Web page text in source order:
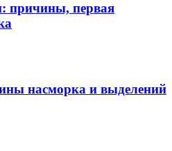
причины, первая
насморка и выделений